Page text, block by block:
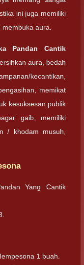
ini juga memiliki
aura.
Pandan Cantik
aura, bedah
kecantikan,
memikat
kesuksesan publik
gaib, memiliki
/ khodam musuh,
Yang Cantik
1 buah.